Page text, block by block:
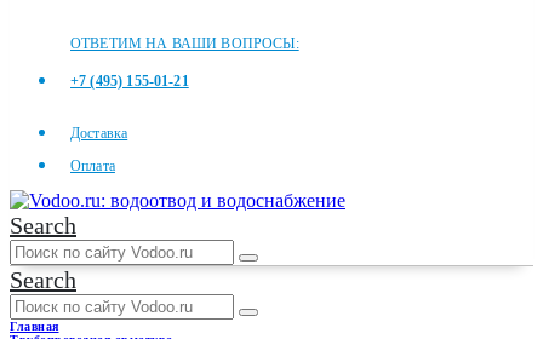
ОТВЕТИМ НА ВАШИ ВОПРОСЫ:
+7 (495) 155-01-21
Доставка
Оплата
Search
Search
Главная